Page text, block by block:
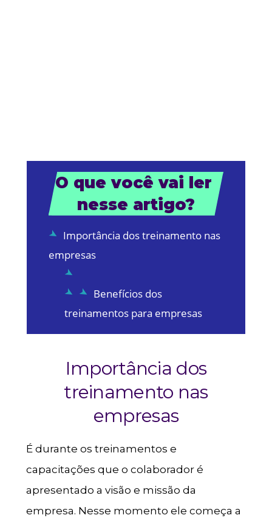
O que você vai ler
nesse artigo?
Importância dos treinamento nas
empresas
Benefícios dos
treinamentos para empresas
Importância dos
treinamento nas
empresas
É durante os treinamentos e
capacitações que o colaborador é
apresentado a visão e missão da
empresa. Nesse momento ele começa a